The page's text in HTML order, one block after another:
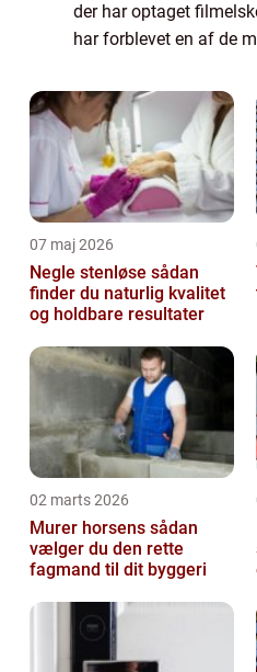
der har optaget
har forblevet en af de
vil vi præsentere en
07 maj 2026
Negle stenløse sådan
finder du naturlig kvalitet
og holdbare resultater
02 marts 2026
Murer horsens sådan
vælger du den rette
fagmand til dit byggeri